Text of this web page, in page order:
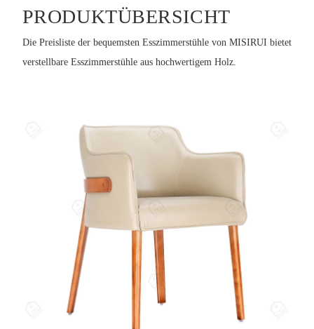
PRODUKTÜBERSICHT
Die Preisliste der bequemsten Esszimmerstühle von MISIRUI bietet
verstellbare Esszimmerstühle aus hochwertigem Holz.